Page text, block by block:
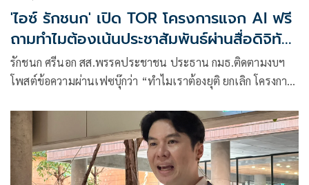
'ไอซ์ รักชนก' เปิด TOR โครงการแจก AI ฟรี
ถามทำไมต้องเน้นประชาสัมพันธ์ผ่านสื่อดิจิทัล
บริษัทใครชนะประมูล
รักชนก ศรีนอก สส.พรรคประชาชน ประธาน กมธ.ติดตามงบฯ
โพสต์ข้อความผ่านเฟซบุ๊กว่า “ทำไมเราต้องยุติ ยกเลิก โครงการ